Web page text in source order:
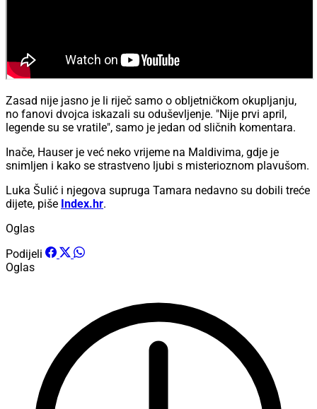
Zasad nije jasno je li riječ samo o obljetničkom okupljanju,
no fanovi dvojca iskazali su oduševljenje. "Nije prvi april,
legende su se vratile", samo je jedan od sličnih komentara.
Inače, Hauser je već neko vrijeme na Maldivima, gdje je
snimljen i kako se strastveno ljubi s misterioznom plavušom.
Luka Šulić i njegova supruga Tamara nedavno su dobili treće
dijete, piše Index.hr.
Oglas
Podijeli
Oglas